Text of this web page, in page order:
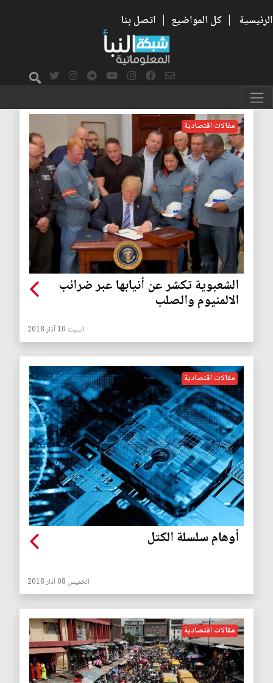
الرئيسية | كل المواضيع | اتصل بنا
مقالات اقتصادية
الشعبوية تكشر عن أنيابها عبر ضرائب
الالمنيوم والصلب
السبت 10 آذار 2018
مقالات اقتصادية
أوهام سلسلة الكتل
الخميس 08 آذار 2018
مقالات اقتصادية